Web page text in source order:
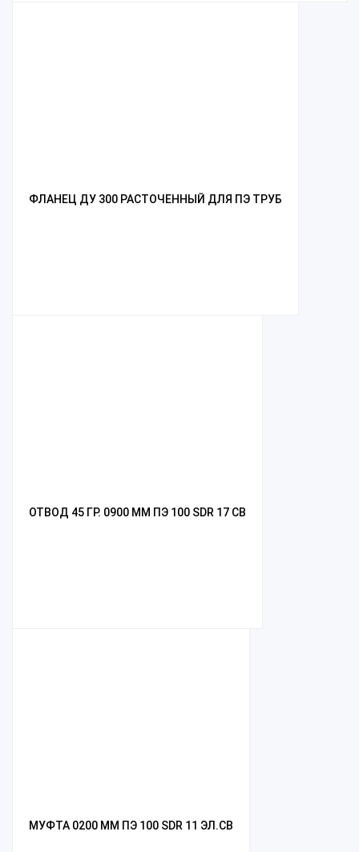
ФЛАНЕЦ ДУ 300 РАСТОЧЕННЫЙ ДЛЯ ПЭ ТРУБ
ОТВОД 45 ГР. 0900 ММ ПЭ 100 SDR 17 СВ
МУФТА 0200 ММ ПЭ 100 SDR 11 ЭЛ.СВ